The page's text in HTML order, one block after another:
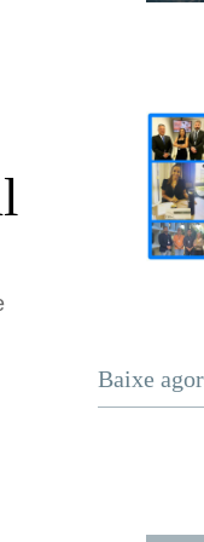
Baixe